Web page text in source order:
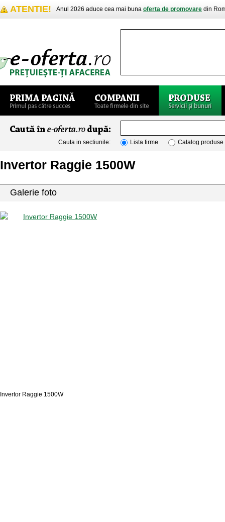
ATENTIE! Anul 2026 aduce cea mai buna oferta de promovare din
Cauta in sectiunile: Lista firme Catalog produse
Invertor Raggie 1500W
Galerie foto
Invertor Raggie 1500W